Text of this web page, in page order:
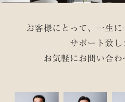
お客様にとって、一生に
サポート致し
お気軽にお問い合わ